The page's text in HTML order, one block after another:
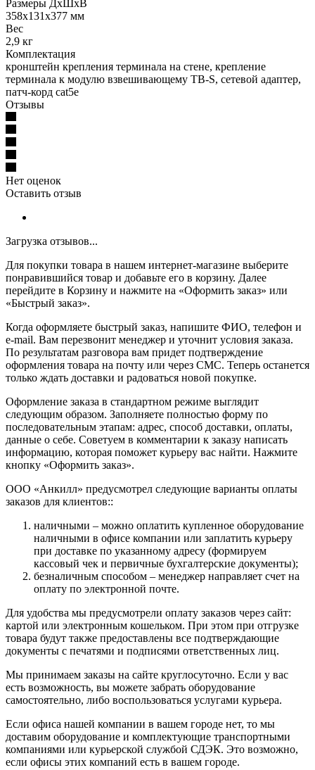
Размеры ДхШхВ
358х131х377 мм
Вес
2,9 кг
Комплектация
кронштейн крепления терминала на стене, крепление
терминала к модулю взвешивающему ТВ-S, сетевой адаптер,
патч-корд cat5е
Отзывы
Нет оценок
Оставить отзыв
Загрузка отзывов...
Для покупки товара в нашем интернет-магазине выберите
понравившийся товар и добавьте его в корзину. Далее
перейдите в Корзину и нажмите на «Оформить заказ» или
«Быстрый заказ».
Когда оформляете быстрый заказ, напишите ФИО, телефон и
e-mail. Вам перезвонит менеджер и уточнит условия заказа.
По результатам разговора вам придет подтверждение
оформления товара на почту или через СМС. Теперь останется
только ждать доставки и радоваться новой покупке.
Оформление заказа в стандартном режиме выглядит
следующим образом. Заполняете полностью форму по
последовательным этапам: адрес, способ доставки, оплаты,
данные о себе. Советуем в комментарии к заказу написать
информацию, которая поможет курьеру вас найти. Нажмите
кнопку «Оформить заказ».
ООО «Анкилл» предусмотрел следующие варианты оплаты
заказов для клиентов::
наличными – можно оплатить купленное оборудование
наличными в офисе компании или заплатить курьеру
при доставке по указанному адресу (формируем
кассовый чек и первичные бухгалтерские документы);
безналичным способом – менеджер направляет счет на
оплату по электронной почте.
Для удобства мы предусмотрели оплату заказов через сайт:
картой или электронным кошельком. При этом при отгрузке
товара будут также предоставлены все подтверждающие
документы с печатями и подписями ответственных лиц.
Мы принимаем заказы на сайте круглосуточно. Если у вас
есть возможность, вы можете забрать оборудование
самостоятельно, либо воспользоваться услугами курьера.
Если офиса нашей компании в вашем городе нет, то мы
доставим оборудование и комплектующие транспортными
компаниями или курьерской службой СДЭК. Это возможно,
если офисы этих компаний есть в вашем городе.